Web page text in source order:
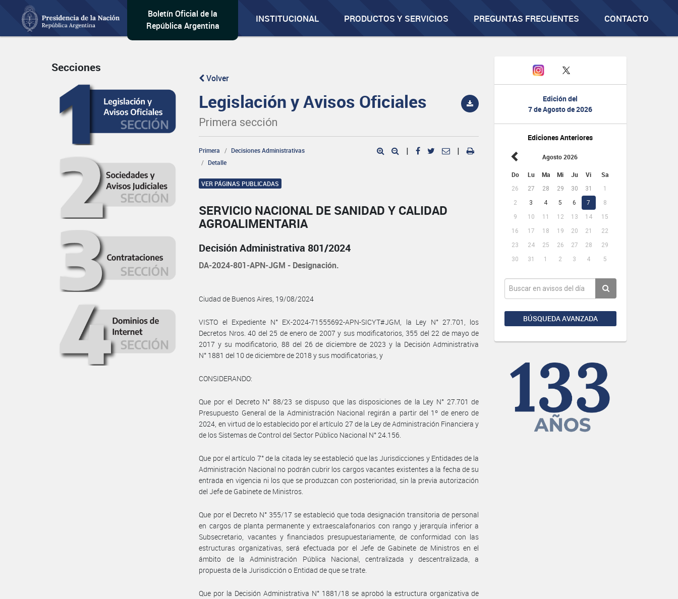
Boletín Oficial de la
República Argentina
INSTITUCIONAL PRODUCTOS Y SERVICIOS PREGUNTAS FRECUENTES CONTACTO
Edición del
7 de Agosto de 2026
Ediciones Anteriores
Agosto 2026
Do Lu Ma Mi Ju Vi Sa
26 27 28 29 30 31
1
2
3 4 5 6 7
8
9
10 11 12 13 14
15
16
17 18 19 20 21
22
23
24 25 26 27 28
29
30
31 1 2 3 4 5
BÚSQUEDA AVANZADA
Secciones
Volver
Legislación y Avisos Oficiales
Primera sección
Primera
Decisiones Administrativas
Detalle
| |
VER PÁGINAS PUBLICADAS
SERVICIO NACIONAL DE SANIDAD Y CALIDAD
AGROALIMENTARIA
Decisión Administrativa 801/2024
DA-2024-801-APN-JGM - Designación.
Ciudad de Buenos Aires, 19/08/2024
VISTO el Expediente N° EX-2024-71555692-APN-SICYT#JGM, la Ley N° 27.701, los
Decretos Nros. 40 del 25 de enero de 2007 y sus modificatorios, 355 del 22 de mayo de
2017 y su modificatorio, 88 del 26 de diciembre de 2023 y la Decisión Administrativa
N° 1881 del 10 de diciembre de 2018 y sus modificatorias, y
CONSIDERANDO:
Que por el Decreto N° 88/23 se dispuso que las disposiciones de la Ley N° 27.701 de
Presupuesto General de la Administración Nacional regirán a partir del 1º de enero de
2024, en virtud de lo establecido por el artículo 27 de la Ley de Administración Financiera y
de los Sistemas de Control del Sector Público Nacional N° 24.156.
Que por el artículo 7° de la citada ley se estableció que las Jurisdicciones y Entidades de la
Administración Nacional no podrán cubrir los cargos vacantes existentes a la fecha de su
entrada en vigencia ni los que se produzcan con posterioridad, sin la previa autorización
del Jefe de Gabinete de Ministros.
Que por el Decreto N° 355/17 se estableció que toda designación transitoria de personal
en cargos de planta permanente y extraescalafonarios con rango y jerarquía inferior a
Subsecretario, vacantes y financiados presupuestariamente, de conformidad con las
estructuras organizativas, será efectuada por el Jefe de Gabinete de Ministros en el
ámbito de la Administración Pública Nacional, centralizada y descentralizada, a
propuesta de la Jurisdicción o Entidad de que se trate.
Que por la Decisión Administrativa N° 1881/18 se aprobó la estructura organizativa de